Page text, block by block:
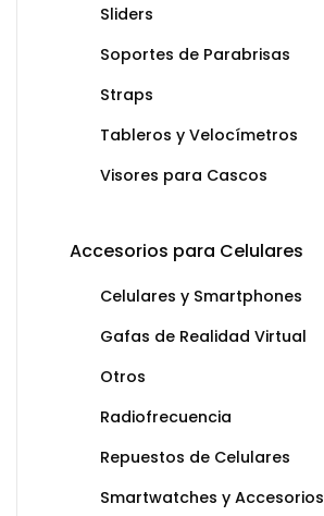
Sliders
Soportes de Parabrisas
Straps
Tableros y Velocímetros
Visores para Cascos
Accesorios para Celulares
Celulares y Smartphones
Gafas de Realidad Virtual
Otros
Radiofrecuencia
Repuestos de Celulares
Smartwatches y Accesorios